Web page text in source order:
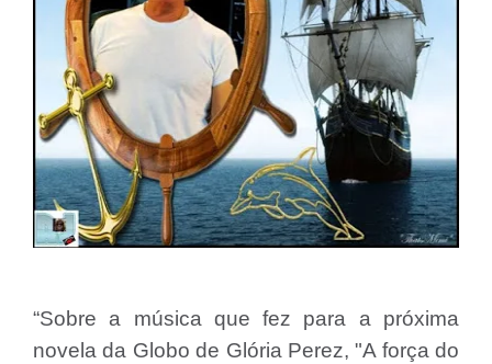
“Sobre a música que fez para a próxima
novela da Globo de Glória Perez, "A força do